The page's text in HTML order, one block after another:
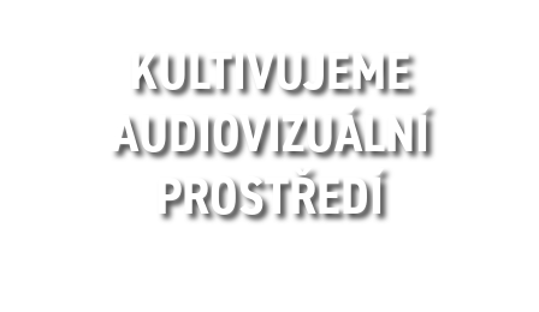
KULTIVUJEME
AUDIOVIZUÁLNÍ
PROSTŘEDÍ